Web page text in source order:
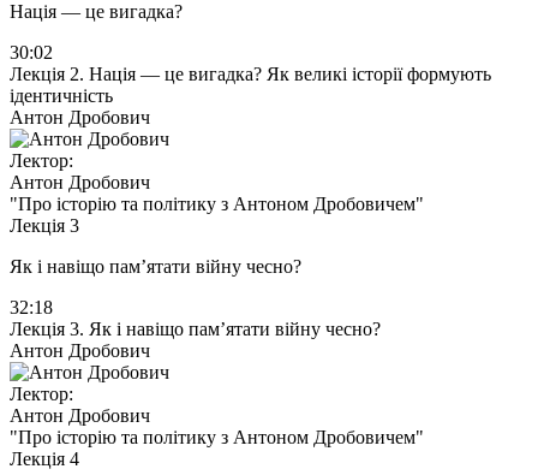
Нація — це вигадка?
30:02
Лекція 2. Нація — це вигадка? Як великі історії формують
ідентичність
Антон Дробович
Лектор:
Антон Дробович
"Про історію та політику з Антоном Дробовичем"
Лекція 3
Як і навіщо пам’ятати війну чесно?
32:18
Лекція 3. Як і навіщо пам’ятати війну чесно?
Антон Дробович
Лектор:
Антон Дробович
"Про історію та політику з Антоном Дробовичем"
Лекція 4